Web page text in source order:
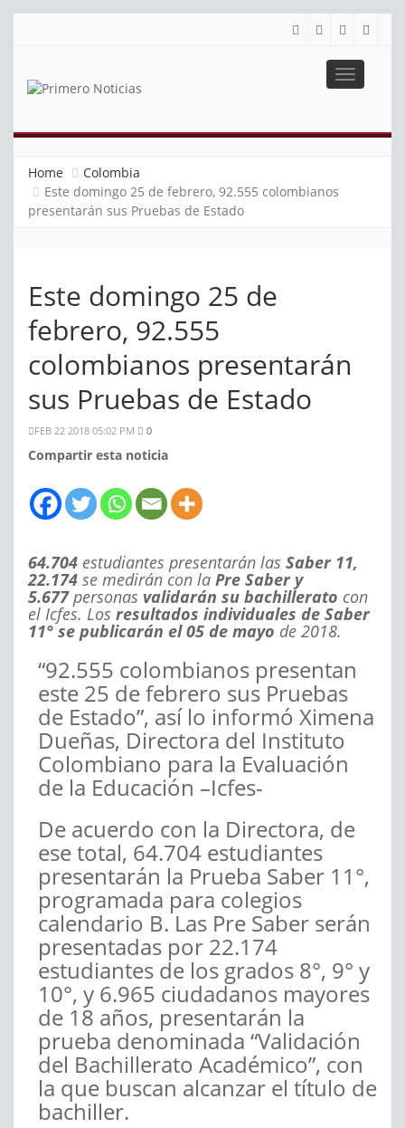
Toggle
Home
Colombia
Este domingo 25 de febrero, 92.555 colombianos
presentarán sus Pruebas de Estado
Este domingo 25 de
febrero, 92.555
colombianos presentarán
sus Pruebas de Estado
FEB 22 2018 05:02 PM 0
Compartir esta noticia
64.704 estudiantes presentarán las Saber 11,
22.174 se medirán con la Pre Saber y
5.677personas validarán su bachillerato con
el Icfes. Los resultados individuales de Saber
11° se publicarán el 05 de mayo de 2018.
“92.555 colombianos presentan
este 25 de febrero sus Pruebas
de Estado”, así lo informó Ximena
Dueñas, Directora del Instituto
Colombiano para la Evaluación
de la Educación –Icfes-
De acuerdo con la Directora, de
ese total, 64.704 estudiantes
presentarán la Prueba Saber 11°,
programada para colegios
calendario B. Las Pre Saber serán
presentadas por 22.174
estudiantes de los grados 8°, 9° y
10°, y 6.965 ciudadanos mayores
de 18 años, presentarán la
prueba denominada “Validación
del Bachillerato Académico”, con
la que buscan alcanzar el título de
bachiller.